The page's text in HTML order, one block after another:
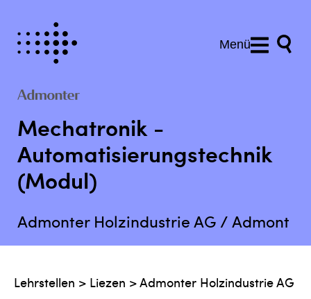
Menü
Mechatronik -
Automatisierungstechnik
(Modul)
Admonter Holzindustrie AG / Admont
Lehrstellen > Liezen >Admonter Holzindustrie AG